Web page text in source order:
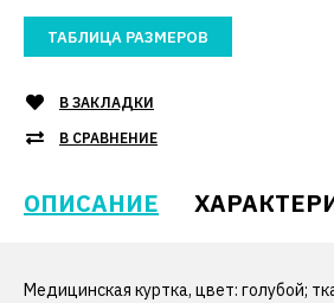
ТАБЛИЦА РАЗМЕРОВ
В ЗАКЛАДКИ
В СРАВНЕНИЕ
ОПИСАНИЕ
Медицинская куртка, цвет: голубой;